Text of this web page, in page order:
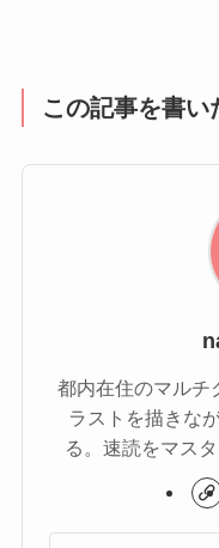
この記事を書い
都内在住のマルチ
ラストを描きな
る。速読をマス